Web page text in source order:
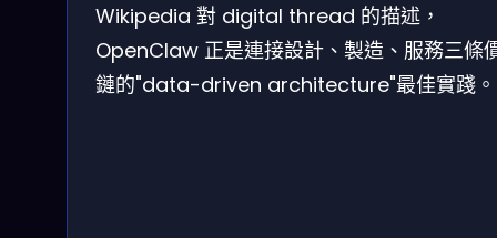
Wikipedia 對 digital thread 的描述，
OpenClaw 正是連接設計、製造、服務三條
鏈的"data-driven architecture"最佳實踐。